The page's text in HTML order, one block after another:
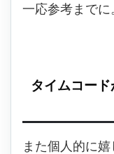
一応参考までに
タイムコー
また個人的に